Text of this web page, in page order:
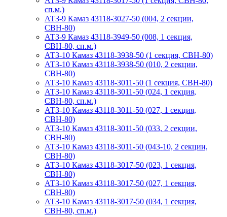
сп.м.)
АТЗ-9 Камаз 43118-3027-50 (004, 2 секции,
СВН-80)
АТЗ-9 Камаз 43118-3949-50 (008, 1 секция,
СВН-80, сп.м.)
АТЗ-10 Камаз 43118-3938-50 (1 секция, СВН-80)
АТЗ-10 Камаз 43118-3938-50 (010, 2 секции,
СВН-80)
АТЗ-10 Камаз 43118-3011-50 (1 секция, СВН-80)
АТЗ-10 Камаз 43118-3011-50 (024, 1 секция,
СВН-80, сп.м.)
АТЗ-10 Камаз 43118-3011-50 (027, 1 секция,
СВН-80)
АТЗ-10 Камаз 43118-3011-50 (033, 2 секции,
СВН-80)
АТЗ-10 Камаз 43118-3011-50 (043-10, 2 секции,
СВН-80)
АТЗ-10 Камаз 43118-3017-50 (023, 1 секция,
СВН-80)
АТЗ-10 Камаз 43118-3017-50 (027, 1 секция,
СВН-80)
АТЗ-10 Камаз 43118-3017-50 (034, 1 секция,
СВН-80, сп.м.)